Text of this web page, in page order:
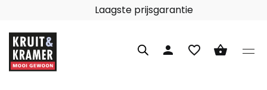
Laagste prijsgarantie
person favorite_border shopping_basket